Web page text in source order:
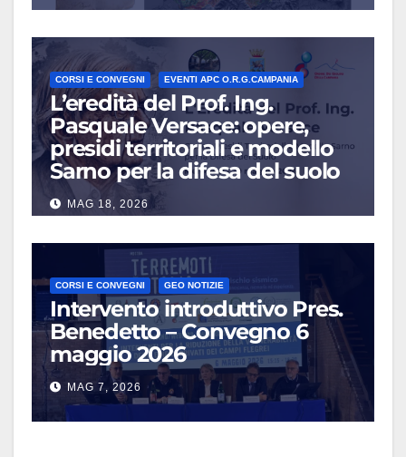
CORSI E CONVEGNI EVENTI APC O.R.G.CAMPANIA
L’eredità del Prof. Ing.
Pasquale Versace: opere,
presidi territoriali e modello
Sarno per la difesa del suolo
MAG 18, 2026
CORSI E CONVEGNI GEO NOTIZIE
Intervento introduttivo Pres.
Benedetto – Convegno 6
maggio 2026
MAG 7, 2026